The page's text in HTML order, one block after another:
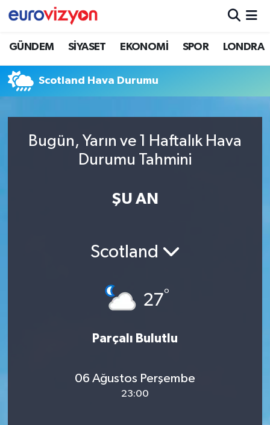
GÜNDEM SİYASET EKONOMİ SPOR LONDRA
Scotland Hava Durumu
Bugün, Yarın ve 1 Haftalık Hava
Durumu Tahmini
ŞU AN
Scotland
27°
Parçalı Bulutlu
06 Ağustos Perşembe
23:00